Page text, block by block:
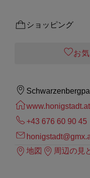
ショッピング
お
www.honigstadt.at
+43 676 60 90 45
地図
周辺の見